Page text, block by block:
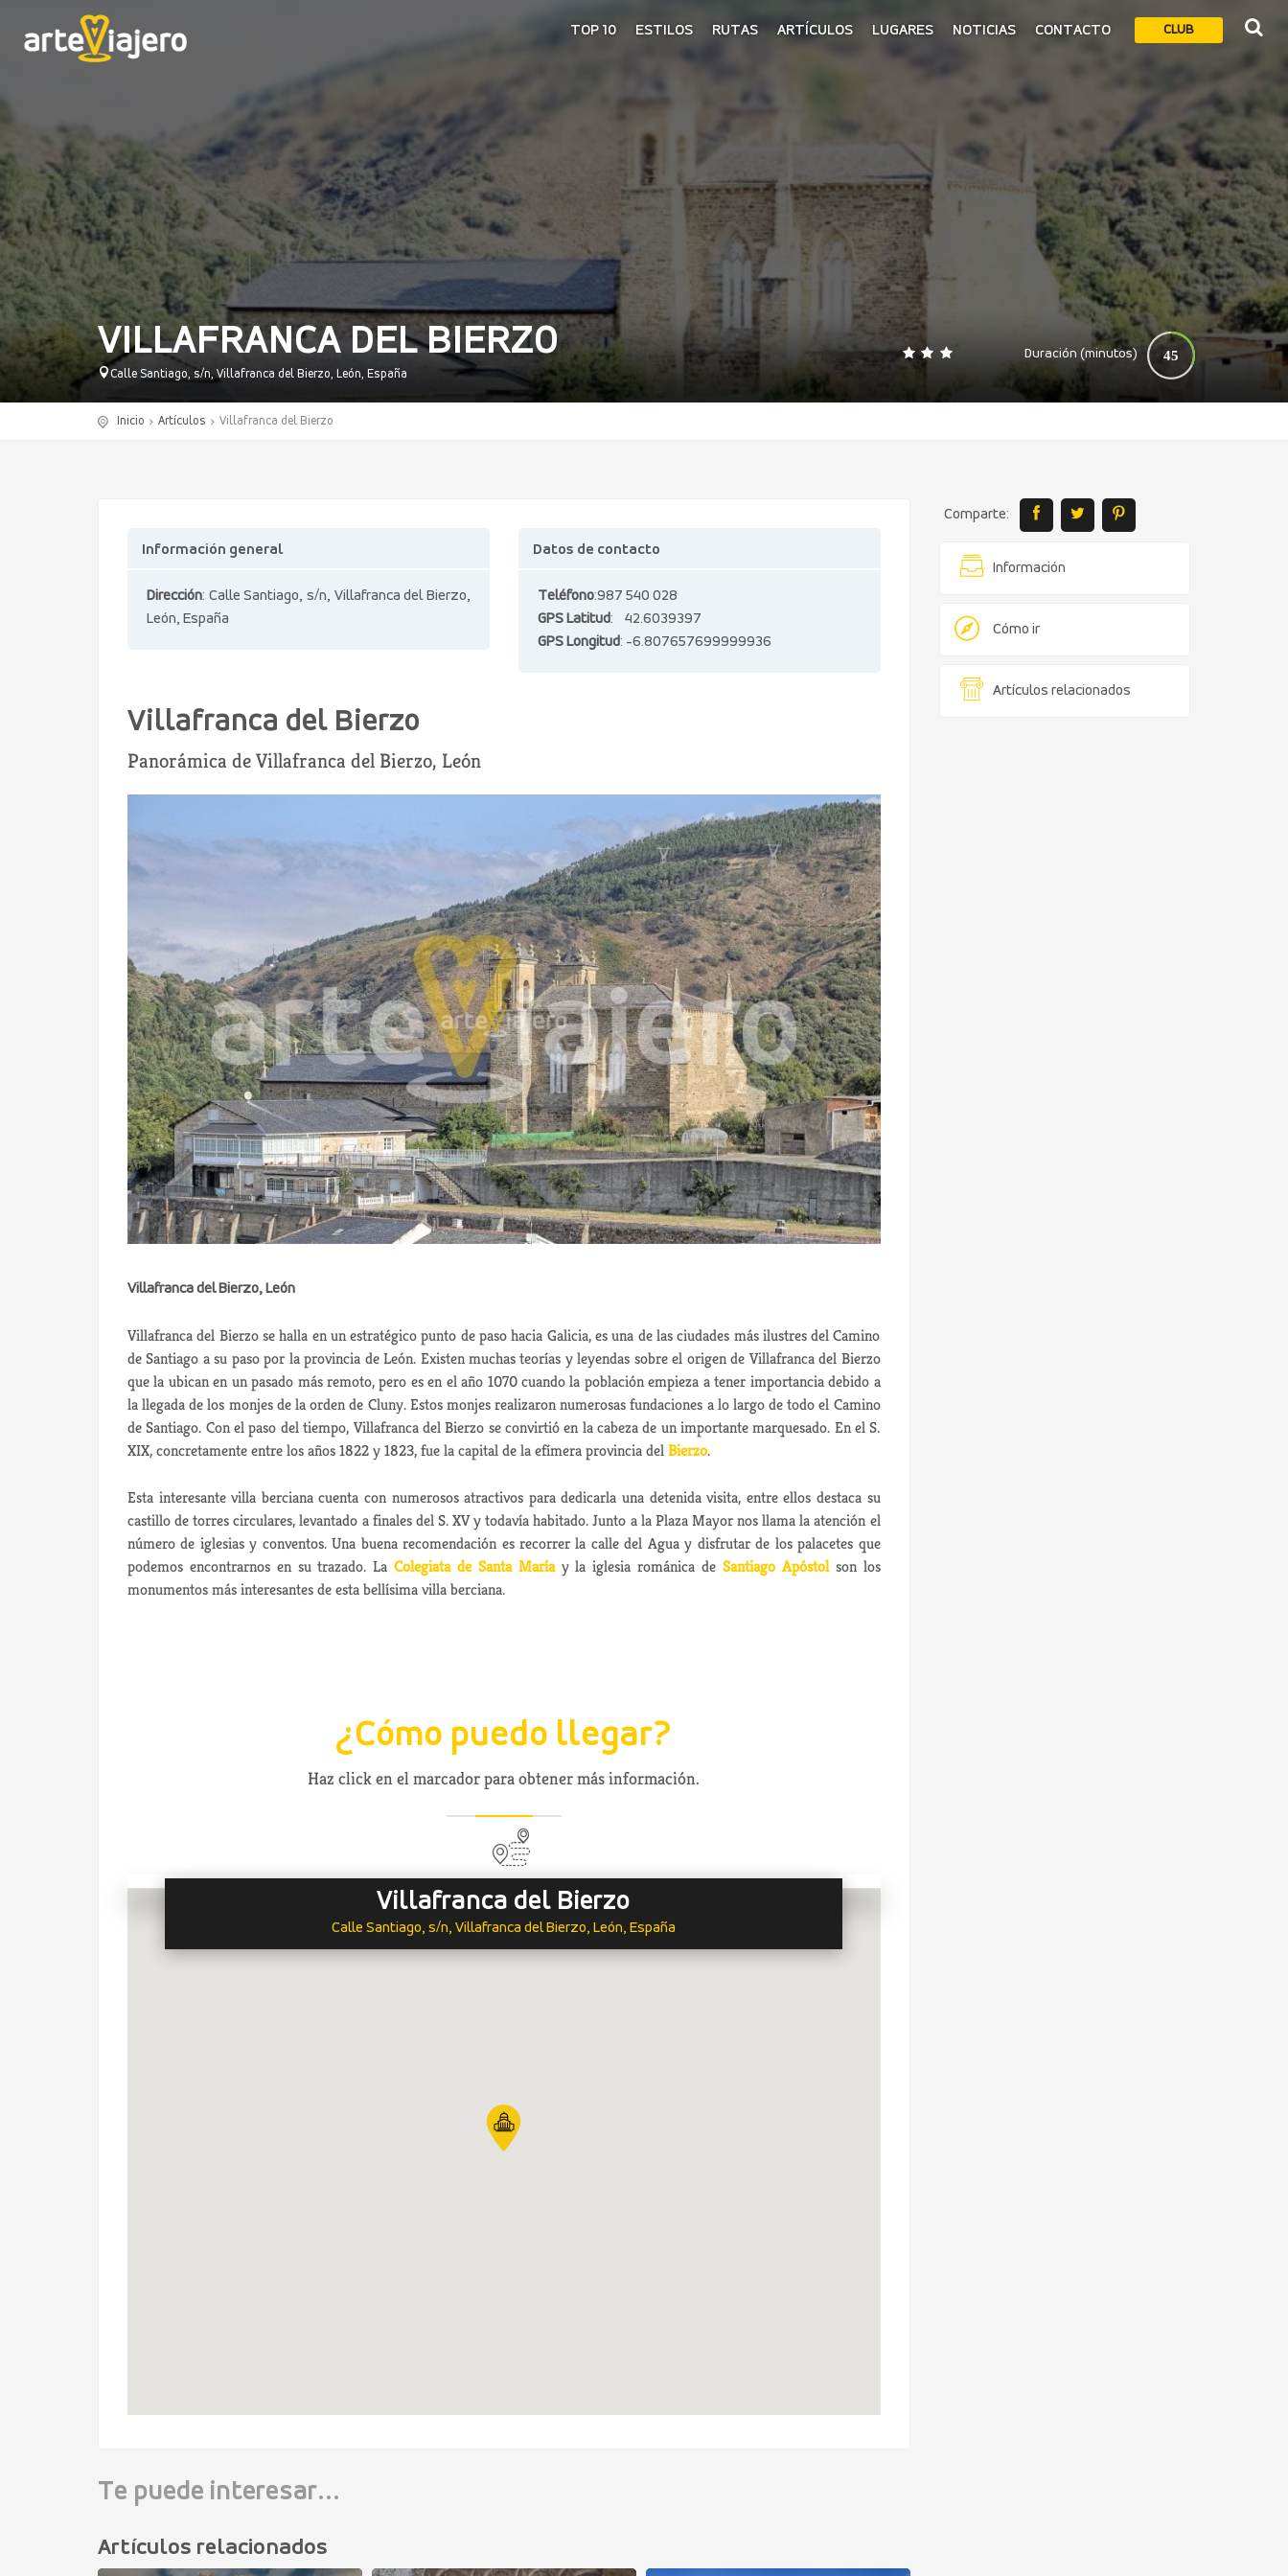
CLUB
TOP 10 ESTILOS RUTAS ARTÍCULOS LUGARES NOTICIAS CONTACTO
VILLAFRANCA DEL BIERZO
Calle Santiago, s/n, Villafranca del Bierzo, León, España
Duración (minutos) 45
0 140
Inicio Artículos Villafranca del Bierzo
Comparte:
Información
Cómo ir
Artículos relacionados
Información general
Dirección: Calle Santiago, s/n, Villafranca del Bierzo,
León, España
Datos de contacto
Teléfono:987 540 028
GPS Latitud: 42.6039397
GPS Longitud: -6.807657699999936
Villafranca del Bierzo
Panorámica de Villafranca del Bierzo, León
Villafranca del Bierzo, León
Villafranca del Bierzo se halla en un estratégico punto de paso hacia Galicia, es una de las ciudades más ilustres del Camino
de Santiago a su paso por la provincia de León. Existen muchas teorías y leyendas sobre el origen de Villafranca del Bierzo
que la ubican en un pasado más remoto, pero es en el año 1070 cuando la población empieza a tener importancia debido a
la llegada de los monjes de la orden de Cluny. Estos monjes realizaron numerosas fundaciones a lo largo de todo el Camino
de Santiago. Con el paso del tiempo, Villafranca del Bierzo se convirtió en la cabeza de un importante marquesado. En el S.
XIX, concretamente entre los años 1822 y 1823, fue la capital de la efímera provincia delBierzo.
Esta interesante villa berciana cuenta con numerosos atractivos para dedicarla una detenida visita, entre ellos destaca su
castillo de torres circulares, levantado a finales del S. XV y todavía habitado. Junto a la Plaza Mayor nos llama la atención el
número de iglesias y conventos. Una buena recomendación es recorrer la calle del Agua y disfrutar de los palacetes que
podemos encontrarnos en su trazado. LaColegiata de Santa Maríay la iglesia románica de Santiago Apóstol son los
monumentos más interesantes de esta bellísima villa berciana.
¿Cómo puedo llegar?
Haz click en el marcador para obtener más información.
Villafranca del Bierzo
Calle Santiago, s/n, Villafranca del Bierzo, León, España
Te puede interesar...
Artículos relacionados